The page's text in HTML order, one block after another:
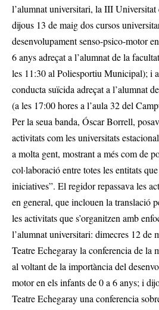
l’alumnat universitari, la III
dijous 13 de maig dos cursos
desenvolupament senso-psico-motor
6 anys adreçat a l’alumnat de la
les 11:30 al Poliesportiu Municipal); i
conducta suïcida adreçat a l’alumnat
(a les 17:00 hores a l’aula 32 del
Per la seua banda, Óscar Borrell,
activitats com les universitats
a molta gent, mostrant a més com de
col·laboració entre totes les entitats
iniciatives”. El regidor repassava les
en general, que inclouen la translació
les activitats que s’organitzen amb
l’alumnat universitari: dimecres 12 de
Teatre Echegaray la conferencia de la
al voltant de la importància del
motor en els infants de 0 a 6 anys; i
Teatre Echegaray una conferencia